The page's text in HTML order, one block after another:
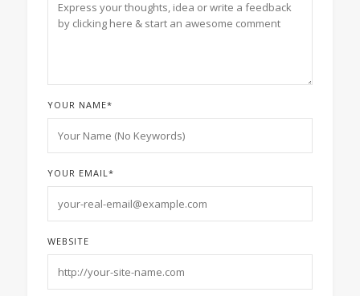
YOUR NAME*
YOUR EMAIL *
WEBSITE